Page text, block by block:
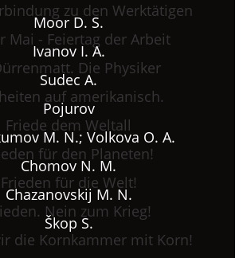
zu den Werktätigen
Moor D. S.
Mai - Feiertag der Arbeit
Ivanov I. A.
Die Physiker
Sudec A.
auf amerikanisch.
Pojurov
Friede dem Weltall
M. N.; Volkova O. A.
für den Planeten!
Chomov N. M.
Frieden für die Welt!
Chazanovskij M. N.
Nein zum Krieg!
Škop S.
die Kornkammer mit Korn!